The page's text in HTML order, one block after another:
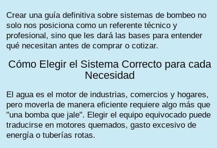
Crear una guía definitiva sobre sistemas de bombeo no
solo nos posiciona como un referente técnico y
profesional, sino que les dará las bases para entender
qué necesitan antes de comprar o cotizar.
Cómo Elegir el Sistema Correcto para cada
Necesidad
El agua es el motor de industrias, comercios y hogares,
pero moverla de manera eficiente requiere algo más que
"una bomba que jale". Elegir el equipo equivocado puede
traducirse en motores quemados, gasto excesivo de
energía o tuberías rotas.